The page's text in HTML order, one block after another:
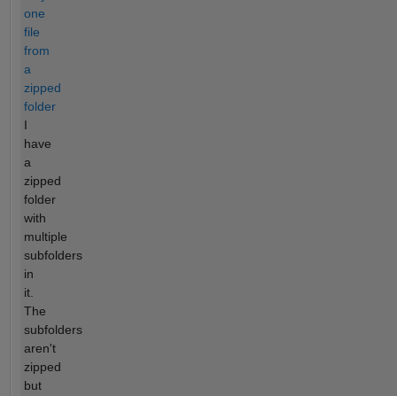
one
file
from
a
zipped
folder
I
have
a
zipped
folder
with
multiple
subfolders
in
it.
The
subfolders
aren't
zipped
but